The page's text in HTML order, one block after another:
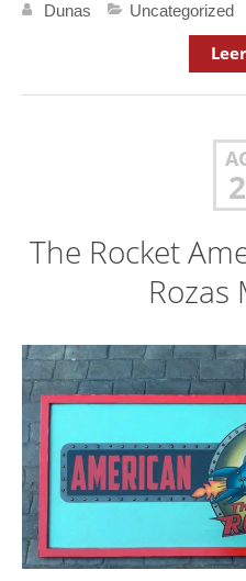
Dunas Uncategorized
The Rocket
Rozas